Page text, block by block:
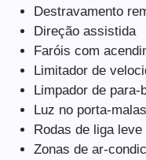
Destravamento
Direção assistida
Faróis com
Limitador de
Limpador de
Luz no porta-malas
Rodas de liga leve
Zonas de ar-